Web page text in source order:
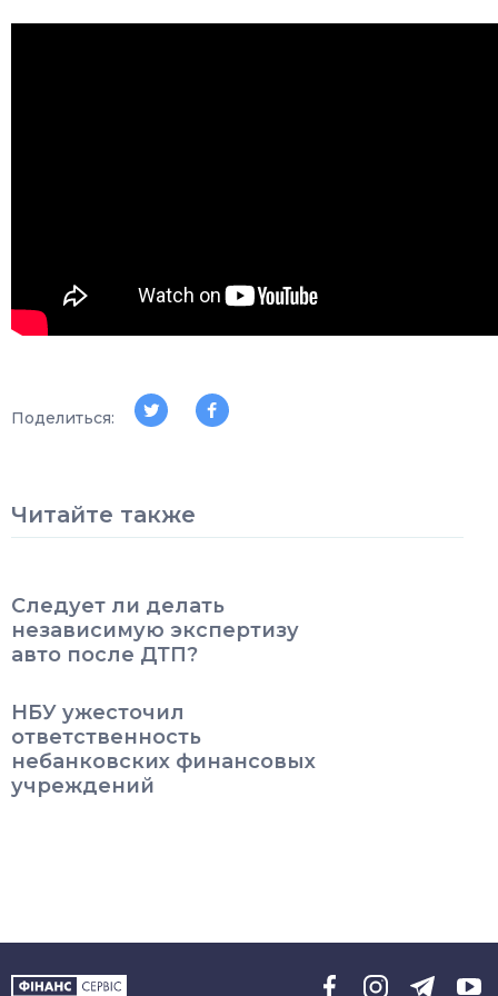
Поделиться:
Читайте также
Следует ли делать
независимую экспертизу
авто после ДТП?
НБУ ужесточил
ответственность
небанковских финансовых
учреждений